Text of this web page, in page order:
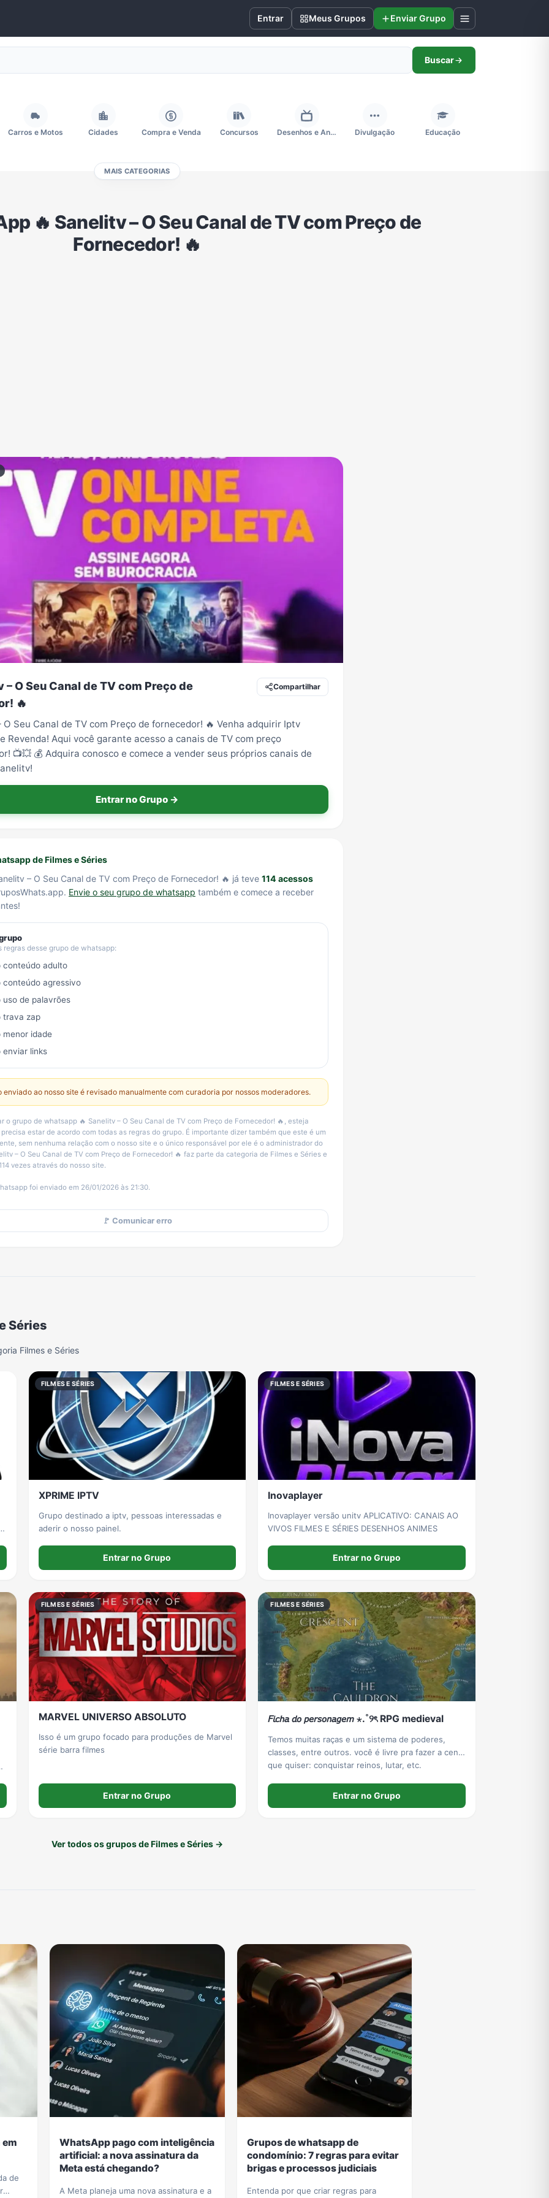
Entrar Meus Grupos Enviar Grupo
Buscar
Carros e Motos Cidades Compra e Venda Concursos Desenhos e Animes Divulgação Educação
Moda e Beleza Música Notícias
MAIS CATEGORIAS
🔥 Sanelitv – O Seu Canal de TV com Preço de
Fornecedor! 🔥
– O Seu Canal de TV com Preço de
🔥
Compartilhar
O Seu Canal de TV com Preço de fornecedor! 🔥 Venha adquirir Iptv
Revenda! Aqui você garante acesso a canais de TV com preço
📺💥 💰 Adquira conosco e comece a vender seus próprios canais de
Entrar no Grupo →
de Filmes e Séries
– O Seu Canal de TV com Preço de Fornecedor! 🔥 já teve 114 acessos
Envie o seu grupo de whatsapp também e comece a receber
regras desse grupo de whatsapp:
conteúdo adulto
conteúdo agressivo
uso de palavrões
trava zap
menor idade
enviar links
enviado ao nosso site é revisado manualmente com curadoria por nossos moderadores.
o grupo de whatsapp 🔥 Sanelitv – O Seu Canal de TV com Preço de Fornecedor! 🔥, esteja
estar de acordo com todas as regras do grupo. É importante dizer também que este é um
sem nenhuma relação com o nosso site e o único responsável por ele é o administrador do
– O Seu Canal de TV com Preço de Fornecedor! 🔥 faz parte da categoria de Filmes e Séries e
vezes através do nosso site.
foi enviado em 26/01/2026 às 21:30.
🚩 Comunicar erro
Séries
Filmes e Séries
FILMES E SÉRIES
XPRIME IPTV
Grupo destinado a iptv, pessoas interessadas e
aderir o nosso painel.
Entrar no Grupo
FILMES E SÉRIES
Inovaplayer
Inovaplayer versão unitv APLICATIVO: CANAIS AO
VIVOS FILMES E SÉRIES DESENHOS ANIMES
Entrar no Grupo
FILMES E SÉRIES
MARVEL UNIVERSO ABSOLUTO
Isso é um grupo focado para produções de Marvel
série barra filmes
Entrar no Grupo
FILMES E SÉRIES
𝘍𝘪𝘤𝘩𝘢 𝘥𝘰 𝘱𝘦𝘳𝘴𝘰𝘯𝘢𝘨𝘦𝘮 ⋆.˚୨ৎ RPG medieval
Temos muitas raças e um sistema de poderes,
classes, entre outros. você é livre pra fazer a cena
que quiser: conquistar reinos, lutar, etc.
Entrar no Grupo
Ver todos os grupos de Filmes e Séries →
em
de
WhatsApp pago com inteligência
artificial: a nova assinatura da
Meta está chegando?
A Meta planeja uma nova assinatura e a
Grupos de whatsapp de
condomínio: 7 regras para evitar
brigas e processos judiciais
Entenda por que criar regras para